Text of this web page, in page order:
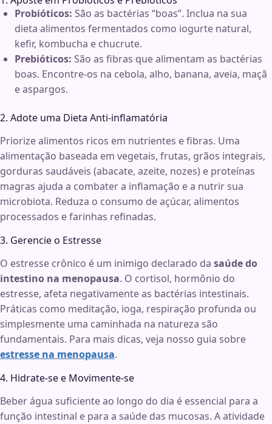
Probióticos: São as bactérias “boas”. Inclua na sua
dieta alimentos fermentados como iogurte natural,
kefir, kombucha e chucrute.
Prebióticos: São as fibras que alimentam as bactérias
boas. Encontre-os na cebola, alho, banana, aveia, maçã
e aspargos.
2. Adote uma Dieta Anti-inflamatória
Priorize alimentos ricos em nutrientes e fibras. Uma
alimentação baseada em vegetais, frutas, grãos integrais,
gorduras saudáveis (abacate, azeite, nozes) e proteínas
magras ajuda a combater a inflamação e a nutrir sua
microbiota. Reduza o consumo de açúcar, alimentos
processados e farinhas refinadas.
3. Gerencie o Estresse
O estresse crônico é um inimigo declarado da saúde do
intestino na menopausa. O cortisol, hormônio do
estresse, afeta negativamente as bactérias intestinais.
Práticas como meditação, ioga, respiração profunda ou
simplesmente uma caminhada na natureza são
fundamentais. Para mais dicas, veja nosso guia sobre
estresse na menopausa.
4. Hidrate-se e Movimente-se
Beber água suficiente ao longo do dia é essencial para a
função intestinal e para a saúde das mucosas. A atividade